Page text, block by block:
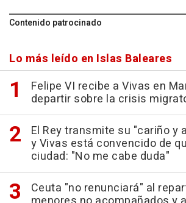
Contenido patrocinado
Lo más leído en Islas Baleares
Felipe VI recibe a Vivas en
departir sobre la crisis
El Rey transmite su "cariño y
y Vivas está convencido de
ciudad: "No me cabe duda"
Ceuta "no renunciará" al